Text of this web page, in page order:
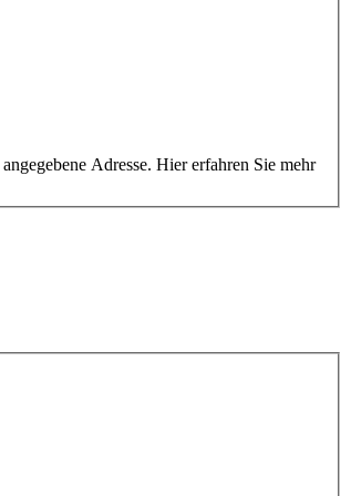
Adresse. Hier erfahren Sie mehr